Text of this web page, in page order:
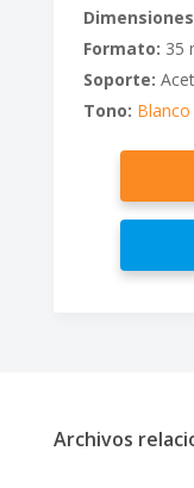
Formato: 35
Soporte:
Tono:
Archivos